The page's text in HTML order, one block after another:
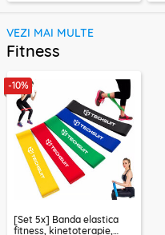
VEZI MAI MULTE
Fitness
-10%
[Set 5x] Banda elastica
fitness, kinetoterapie,